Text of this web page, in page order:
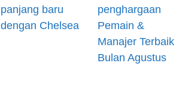
panjang baru
dengan Chelsea
penghargaan
Pemain &
Manajer Terbaik
Bulan Agustus